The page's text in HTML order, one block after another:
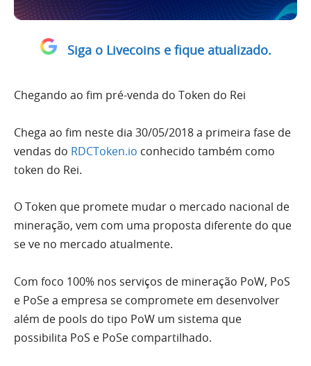
Siga o Livecoins e fique atualizado.
Chegando ao fim pré-venda do Token do Rei
Chega ao fim neste dia 30/05/2018 a primeira fase de
vendas do RDCToken.io conhecido também como
token do Rei.
O Token que promete mudar o mercado nacional de
mineração, vem com uma proposta diferente do que
se ve no mercado atualmente.
Com foco 100% nos serviços de mineração PoW, PoS
e PoSe a empresa se compromete em desenvolver
além de pools do tipo PoW um sistema que
possibilita PoS e PoSe compartilhado.